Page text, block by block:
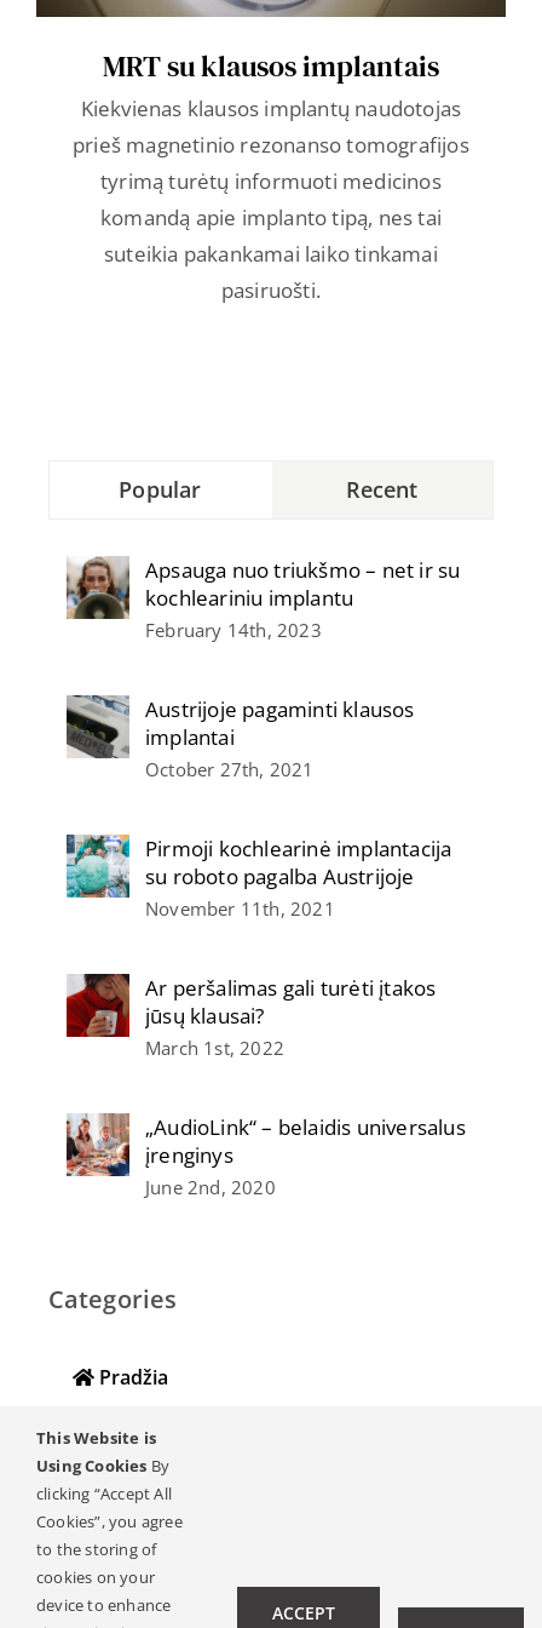
MRT su klausos implantais
Kiekvienas klausos implantų naudotojas
prieš magnetinio rezonanso tomografijos
tyrimą turėtų informuoti medicinos
komandą apie implanto tipą, nes tai
suteikia pakankamai laiko tinkamai
pasiruošti.
Popular Recent
Apsauga nuo triukšmo – net ir su
kochleariniu implantu
February 14th, 2023
Austrijoje pagaminti klausos
implantai
October 27th, 2021
Pirmoji kochlearinė implantacija
su roboto pagalba Austrijoje
November 11th, 2021
Ar peršalimas gali turėti įtakos
jūsų klausai?
March 1st, 2022
„AudioLink“ – belaidis universalus
įrenginys
June 2nd, 2020
Categories
Pradžia
Klausa & klausos praradimas
Klausos implantų žurnalas
Klausos Ambasadoriai
Susisiekti
This Website is
Using Cookies By
clicking “Accept All
Cookies”, you agree
to the storing of
cookies on your
device to enhance
ACCEPT